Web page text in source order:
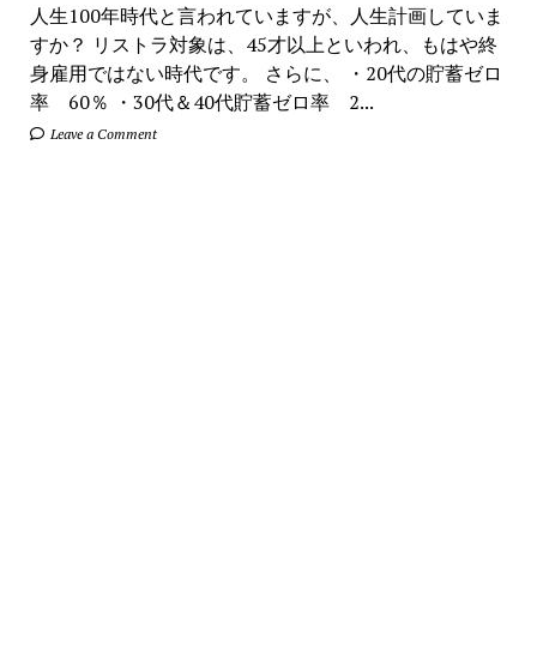
人生100年時代と言われていますが、人生計画していま
すか？ リストラ対象は、45才以上といわれ、もはや終
身雇用ではない時代です。 さらに、 ・20代の貯蓄ゼロ
率 60％ ・30代＆40代貯蓄ゼロ率 2...
Leave a Comment